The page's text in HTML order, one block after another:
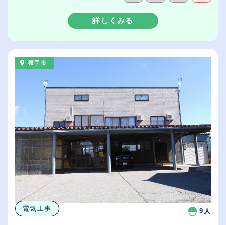
詳しくみる
横手市
電気工事 9人